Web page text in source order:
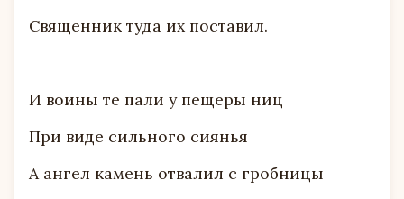
Священник туда их поставил.
И воины те пали у пещеры ниц
При виде сильного сиянья
А ангел камень отвалил с гробницы